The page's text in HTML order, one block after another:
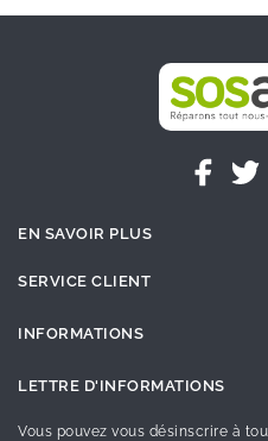
EN SAVOIR PLUS
SERVICE CLIENT
INFORMATIONS
LETTRE D'INFORMATIONS
Vous pouvez vous désinscrire à